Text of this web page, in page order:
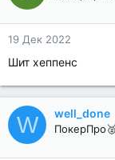
19 Дек 2022
Шит хеппенс
W well_done
ПокерПро🥈